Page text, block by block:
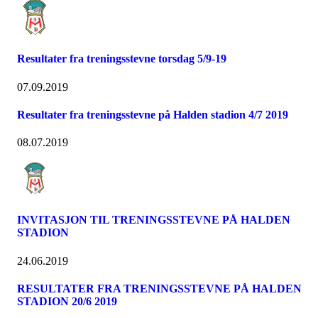
Resultater fra treningsstevne torsdag 5/9-19
07.09.2019
Resultater fra treningsstevne på Halden stadion 4/7 2019
08.07.2019
INVITASJON TIL TRENINGSSTEVNE PÅ HALDEN
STADION
24.06.2019
RESULTATER FRA TRENINGSSTEVNE PÅ HALDEN
STADION 20/6 2019